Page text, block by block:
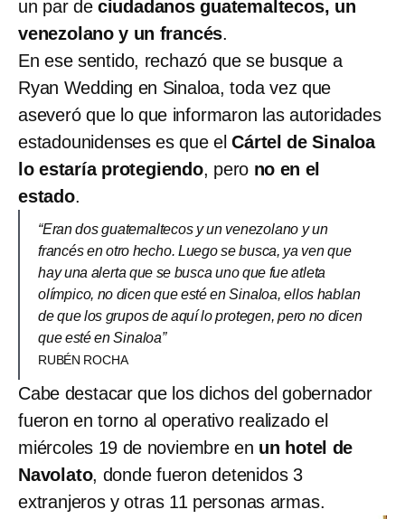
un par de ciudadanos guatemaltecos, un
venezolano y un francés.
En ese sentido, rechazó que se busque a
Ryan Wedding en Sinaloa, toda vez que
aseveró que lo que informaron las autoridades
estadounidenses es que elCártel de Sinaloa
lo estaría protegiendo, pero no en el
estado.
“Eran dos guatemaltecos y un venezolano y un
francés en otro hecho. Luego se busca, ya ven que
hay una alerta que se busca uno que fue atleta
olímpico, no dicen que esté en Sinaloa, ellos hablan
de que los grupos de aquí lo protegen, pero no dicen
que esté en Sinaloa”
RUBÉN ROCHA
Cabe destacar que los dichos del gobernador
fueron en torno al operativo realizado el
miércoles 19 de noviembre en un hotel de
Navolato, donde fueron detenidos 3
extranjeros y otras 11 personas armas.